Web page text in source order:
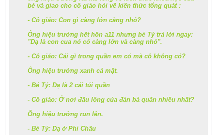
bé và giao cho cô giáo hỏi về kiến thức tổng quát :
- Cô giáo: Con gì càng lớn càng nhỏ?
Ông hiệu trưởng hết hồn a11 nhưng bé Tý trả lời ngay:
"Dạ là con cua nó có càng lớn và càng nhỏ".
- Cô giáo: Cái gì trong quần em có mà cô không có?
Ông hiệu trưởng xanh cả mặt.
- Bé Tý: Dạ là 2 cái túi quần
- Cô giáo: Ở nơi đâu lông của đàn bà quăn nhiều nhất?
Ông hiệu trưởng run lên.
- Bé Tý: Dạ ở Phi Châu